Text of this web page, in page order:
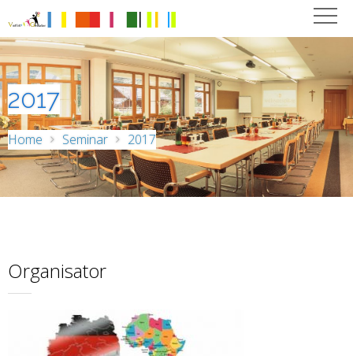
2017
Home Seminar 2017
Organisator